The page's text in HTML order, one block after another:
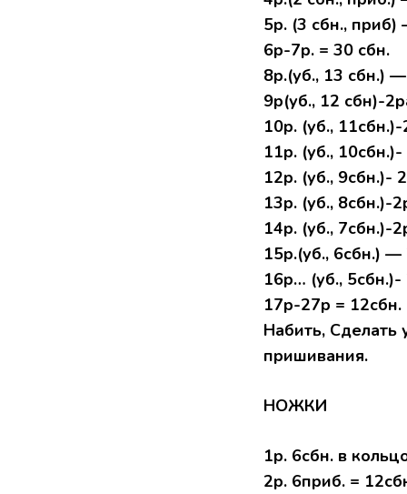
5р. (3 сбн.,
6р-7р. = 30 сбн.
8р.(уб., 13 сбн.)
9р(уб., 12 сбн)-
10р. (уб.,
11р. (уб.,
12р. (уб., 9сбн.)-
13р. (уб., 8сбн.)-
14р. (уб., 7сбн.)-
15р.(уб., 6сбн.) —
16р… (уб.,
17р-27р = 12сбн.
Набить, Сделать
пришивания.
НОЖКИ
1р. 6сбн. в
2р. 6приб. =